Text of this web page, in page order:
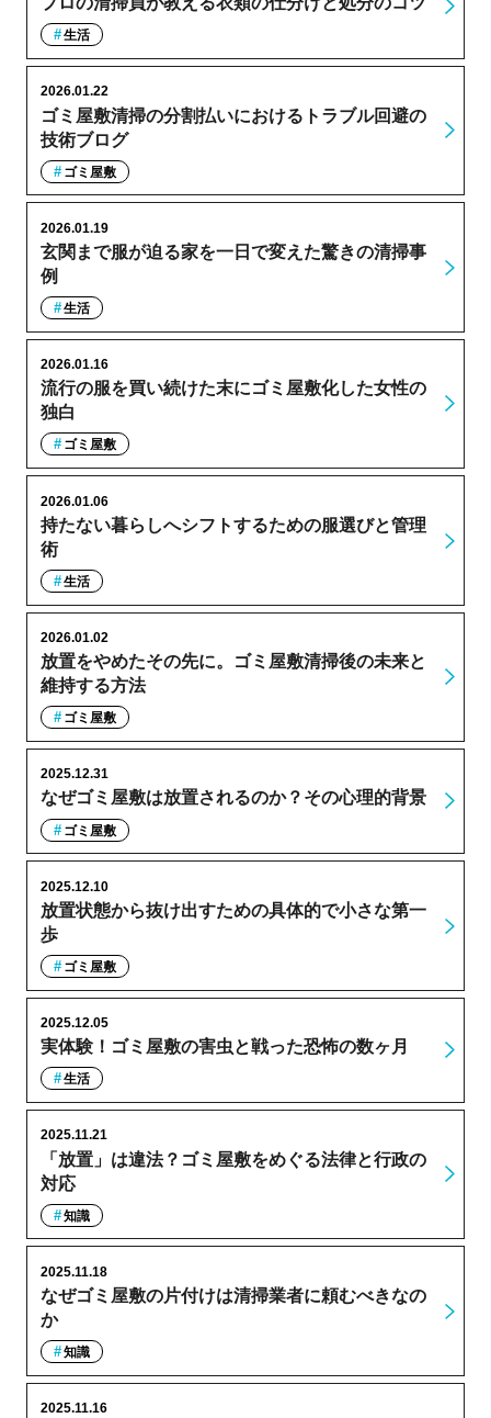
生活
ゴミ屋敷清掃の分割払いにおけるトラブル回避の
技術ブログ
2026.01.22
ゴミ屋敷
玄関まで服が迫る家を一日で変えた驚きの清掃事
例
2026.01.19
生活
流行の服を買い続けた末にゴミ屋敷化した女性の
独白
2026.01.16
ゴミ屋敷
持たない暮らしへシフトするための服選びと管理
術
2026.01.06
生活
放置をやめたその先に。ゴミ屋敷清掃後の未来と
維持する方法
2026.01.02
ゴミ屋敷
なぜゴミ屋敷は放置されるのか？その心理的背景
2025.12.31
ゴミ屋敷
放置状態から抜け出すための具体的で小さな第一
歩
2025.12.10
ゴミ屋敷
実体験！ゴミ屋敷の害虫と戦った恐怖の数ヶ月
2025.12.05
生活
「放置」は違法？ゴミ屋敷をめぐる法律と行政の
対応
2025.11.21
知識
なぜゴミ屋敷の片付けは清掃業者に頼むべきなの
か
2025.11.18
知識
2025.11.16